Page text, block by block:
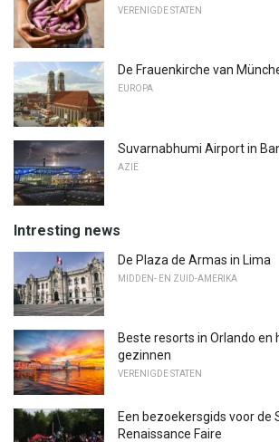
VERENIGDE STATEN
De Frauenkirche van
EUROPA
Suvarnabhumi Airport in
AZIË
Intresting news
De Plaza de Armas in Lima
MIDDEN- EN ZUID-AMERIKA
Beste resorts in Orlando en
gezinnen
VERENIGDE STATEN
Een bezoekersgids voor de
Renaissance Faire